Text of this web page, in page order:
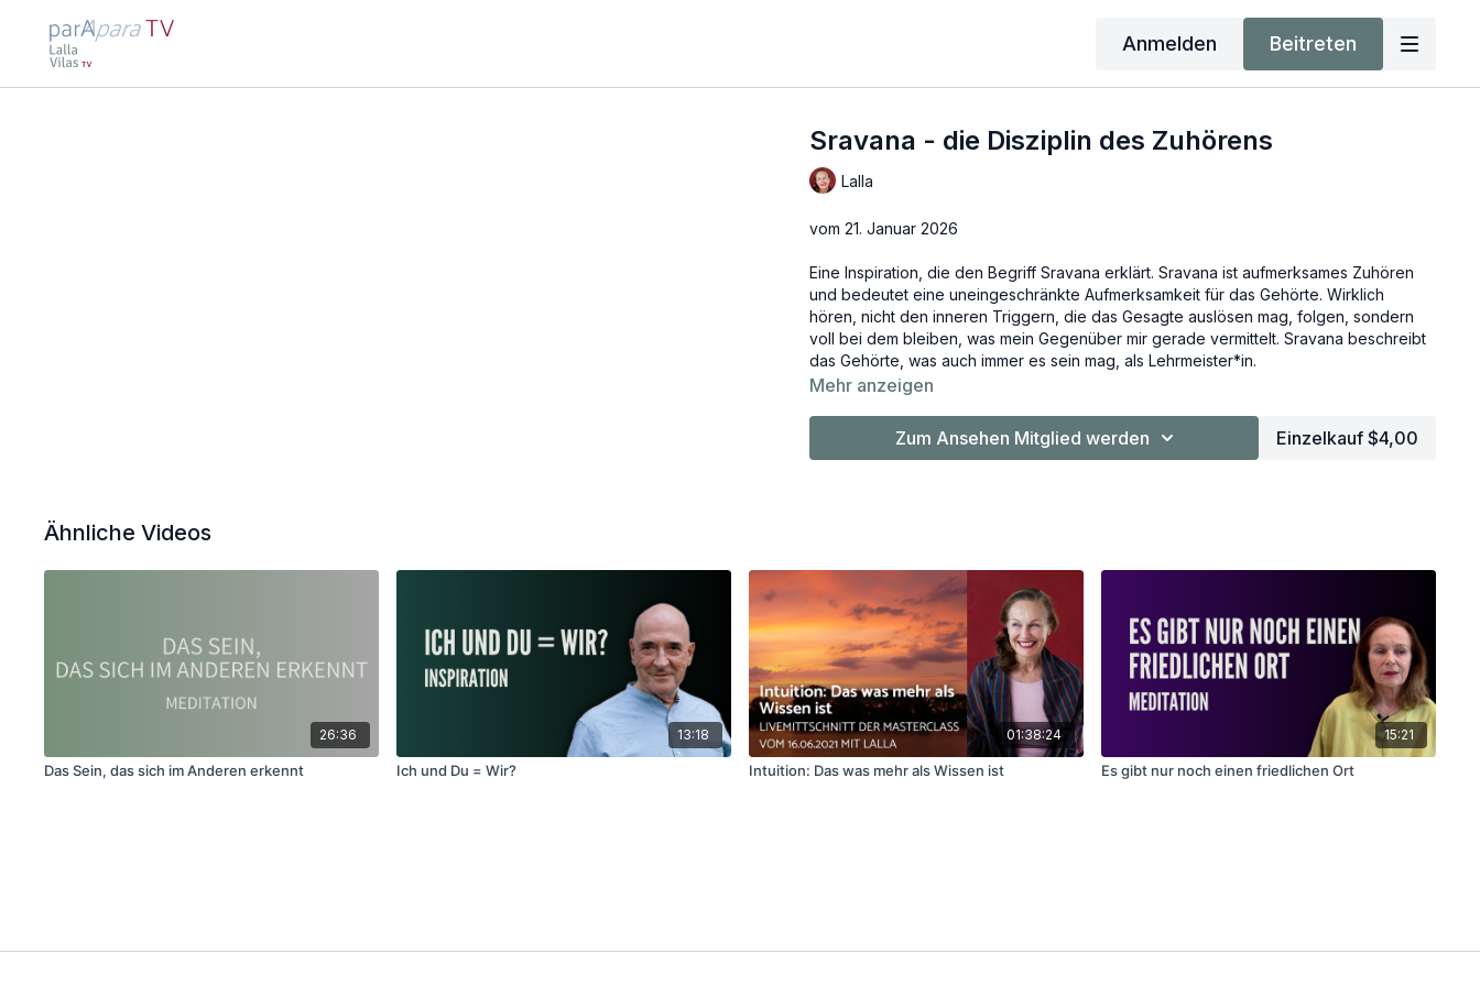
Anmelden Beitreten
Sravana - die Disziplin des Zuhörens
Lalla
vom 21. Januar 2026
Eine Inspiration, die den Begriff Sravana erklärt. Sravana ist aufmerksames Zuhören
und bedeutet eine uneingeschränkte Aufmerksamkeit für das Gehörte. Wirklich
hören, nicht den inneren Triggern, die das Gesagte auslösen mag, folgen, sondern
voll bei dem bleiben, was mein Gegenüber mir gerade vermittelt. Sravana beschreibt
das Gehörte, was auch immer es sein mag, als Lehrmeister*in.
Mehr anzeigen
Zum Ansehen Mitglied werden Einzelkauf $4,00
Ähnliche Videos
26:36
Das Sein, das sich im Anderen erkennt
13:18
Ich und Du = Wir?
01:38:24
Intuition: Das was mehr als Wissen ist
15:21
Es gibt nur noch einen friedlichen Ort